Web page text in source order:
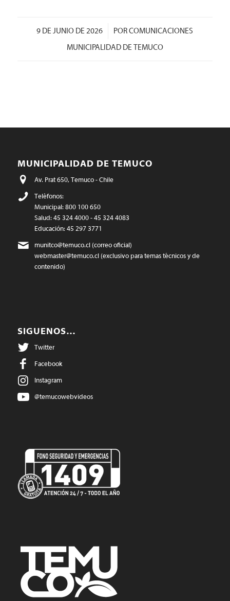
9 DE JUNIO DE 2026
/ PORCOMUNICACIONES
MUNICIPALIDAD DE TEMUCO
MUNICIPALIDAD DE TEMUCO
Av. Prat 650, Temuco - Chile
Teléfonos:
Municipal: 800 100 650
Salud: 45 324 4000 - 45 324 4083
Educación: 45 297 3771
munitco@temuco.cl(correo oficial)
webmaster@temuco.cl(exclusivo para temas técnicos y de
contenido)
SIGUENOS…
Twitter
Facebook
Instagram
@temucowebvideos